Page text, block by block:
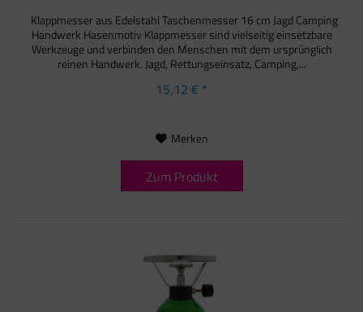
Klappmesser aus Edelstahl Taschenmesser 16 cm Jagd Camping
Handwerk Hasenmotiv Klappmesser sind vielseitig einsetzbare
Werkzeuge und verbinden den Menschen mit dem ursprünglich
reinen Handwerk. Jagd, Rettungseinsatz, Camping,...
15,12 € *
Merken
Zum Produkt